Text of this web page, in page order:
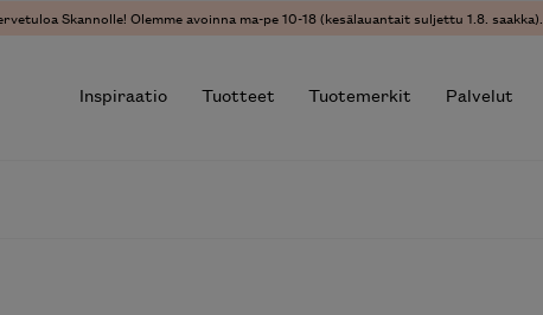
Skannolle! Olemme avoinna ma-pe 10-18 (kesälauantait suljettu 1.8. saakka).
Inspiraatio Tuotteet Tuotemerkit Palvelut